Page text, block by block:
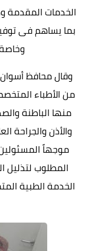
الخدمات المقدمة
بما يساهم فى
وقال محافظ
من الأطباء
منها الباطنة
والأذن والجراحة
موجهاً
المطلوب لتذليل
الخدمة الطبية